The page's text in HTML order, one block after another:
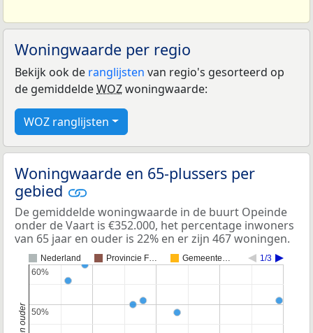
Woningwaarde per regio
Bekijk ook de ranglijsten van regio's gesorteerd op
de gemiddeldeWOZwoningwaarde:
WOZ ranglijsten
Woningwaarde en 65-plussers per
gebied
De gemiddelde woningwaarde in de buurt Opeinde
onder de Vaart is €352.000, het percentage inwoners
van 65 jaar en ouder is 22% en er zijn 467 woningen.
Nederland Provincie F… Gemeente… 1/3
50%
50%
60%
60%